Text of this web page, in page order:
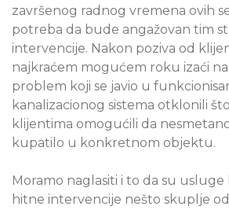
završenog radnog vremena ovih
potreba da bude angažovan tim
intervencije. Nakon poziva od
najkraćem mogućem roku izaći
problem koji se javio u
kanalizacionog sistema otklonili
klijentima omogućili da
kupatilo u konkretnom objektu.
Moramo naglasiti i to da su usluge
hitne intervencije nešto skuplje